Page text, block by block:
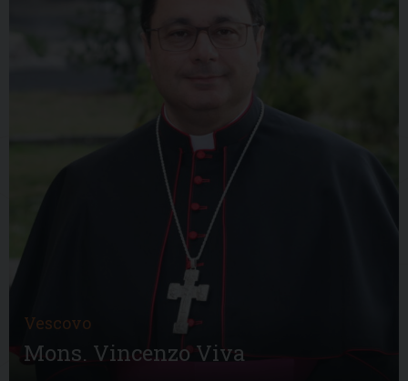
Vescovo
Mons. Vincenzo Viva